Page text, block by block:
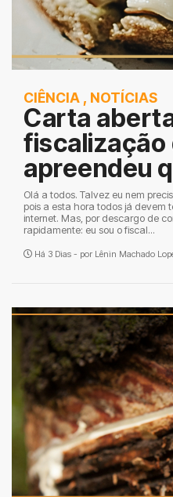
CIÊNCIA , NOTÍCIAS
Carta
fiscalização
apreendeu
Olá a todos. Talvez eu nem
pois a esta hora todos já devem
internet. Mas, por descargo de
rapidamente: eu sou o fiscal...
Há 3 Dias - por Lênin Machado